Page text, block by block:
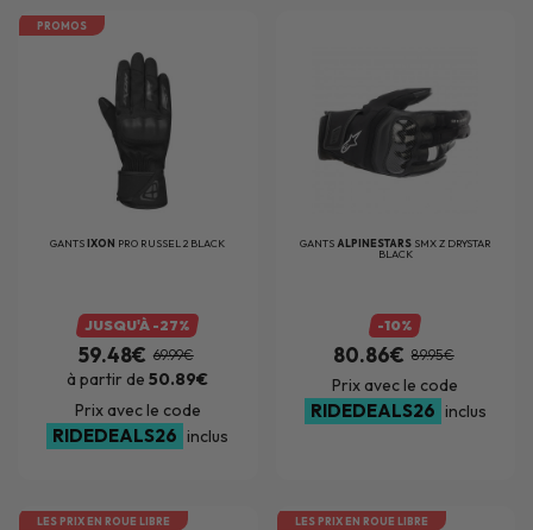
PROMOS
GANTSIXON PRO RUSSEL 2 BLACK
JUSQU'À -27%
59.48€ 69.99€
à partir de50.89€
Prix avec le code
RIDEDEALS26 inclus
GANTS ALPINESTARS SMX Z DRYSTAR
BLACK
-10%
80.86€ 89.95€
Prix avec le code
RIDEDEALS26 inclus
LES PRIX EN ROUE LIBRE LES PRIX EN ROUE LIBRE